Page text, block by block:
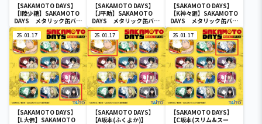
【SAKAMOTO DAYS】
【I陸少糖】SAKAMOTO
DAYS メタリック缶バッ
ジ
【SAKAMOTO DAYS】
【J平助】SAKAMOTO
DAYS メタリック缶バッ
ジ
【SAKAMOTO DAYS】
【K神々廻】SAKAMOTO
DAYS メタリック缶バッ
ジ
25.01.17
【SAKAMOTO DAYS】
【L大佛】SAKAMOTO
25.01.17
【SAKAMOTO DAYS】
【A坂本(ふくよか)】
25.01.17
【SAKAMOTO DAYS】
【C坂本(スリム&スー